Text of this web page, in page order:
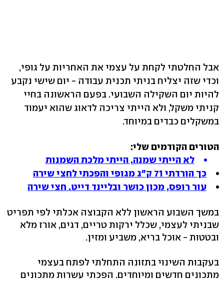
אבל החלטתי לקחת על עצמי את האחריות על גופי,
וכדי שזה יצליח בניתי תכנית עבודה - יום שישי נקבע
להיות יום השקילה השבועי. בפעם הראשונה בחיי
קניתי משקל, ולא הייתי צריכה לדאוג שהוא יעמוד
במשקלים כבדים במיוחד.
הטורים הקודמים שלי:
לא הייתי שמנה, הייתי מלכת השמנות
כך הורדתי 71 ק"ג מגופי והפכתי לחצי שירה
עור רופס, מכון כושר ובליינד דייט. חצי שירה
במשך השבוע הראשון ללא הקבוצה אכלתי לפי תפריט
שבניתי לעצמי, שכלל ירקות טריים, דגים, אורז מלא
ובטטות - אוכל בריא, משביע ומזין.
בעקבות השינוי בתזונה התחלתי לפתח בעצמי
מתכונים חדשים ומיוחדים. הפכתי עשרות מתכונים